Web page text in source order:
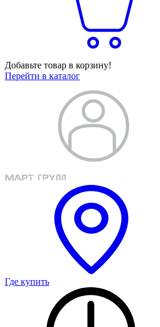
Добавьте товар в корзину!
Перейти в каталог
Где купить